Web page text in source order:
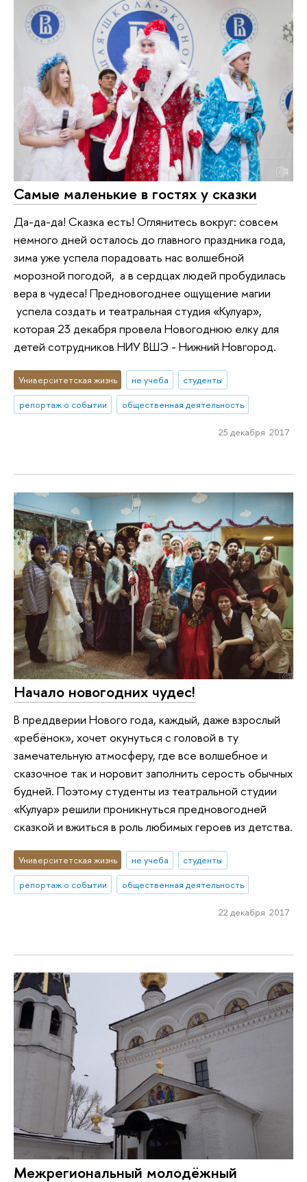
Самые маленькие в гостях у сказки
Да-да-да! Сказка есть! Оглянитесь вокруг: совсем
немного дней осталось до главного праздника года,
зима уже успела порадовать нас волшебной
морозной погодой, а в сердцах людей пробудилась
вера в чудеса! Предновогоднее ощущение магии
успела создать и театральная студия «Кулуар»,
которая 23 декабря провела Новогоднюю елку для
детей сотрудников НИУ ВШЭ - Нижний Новгород.
Университетская жизнь не учеба
студенты
репортаж о событии
общественная деятельность
25 декабря 2017
Начало новогодних чудес!
В преддверии Нового года, каждый, даже взрослый
«ребёнок», хочет окунуться с головой в ту
замечательную атмосферу, где все волшебное и
сказочное так и норовит заполнить серость обычных
будней. Поэтому студенты из театральной студии
«Кулуар» решили проникнуться предновогодней
сказкой и вжиться в роль любимых героев из детства.
Университетская жизнь не учеба
студенты
репортаж о событии
общественная деятельность
22 декабря 2017
Межрегиональный молодёжный